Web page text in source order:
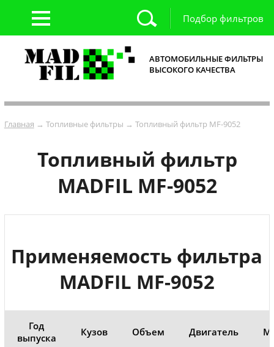
Подбор фильтров
АВТОМОБИЛЬНЫЕ ФИЛЬТРЫ
ВЫСОКОГО КАЧЕСТВА
Главная → Топливные фильтры → Топливный фильтр MF-9052
Топливный фильтр
MADFIL MF-9052
Применяемость фильтра
MADFIL MF-9052
Год
выпуска
Кузов Объем Двигатель